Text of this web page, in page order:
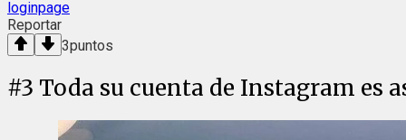
loginpage
Reportar
3puntos
#3 Toda su cuenta de Instagram es